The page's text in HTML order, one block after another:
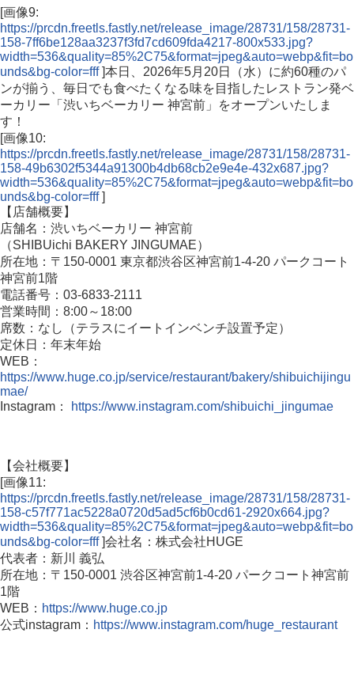
[画像9:
https://prcdn.freetls.fastly.net/release_image/28731/158/28731-
158-7ff6be128aa3237f3fd7cd609fda4217-800x533.jpg?
width=536&quality=85%2C75&format=jpeg&auto=webp&fit=bo
unds&bg-color=fff]本日、2026年5月20日（水）に約60種のパ
ンが揃う、毎日でも食べたくなる味を目指したレストラン発ベ
ーカリー「渋いちベーカリー 神宮前」をオープンいたしま
す！
[画像10:
https://prcdn.freetls.fastly.net/release_image/28731/158/28731-
158-49b6302f5344a91300b4db68cb2e9e4e-432x687.jpg?
width=536&quality=85%2C75&format=jpeg&auto=webp&fit=bo
unds&bg-color=fff]
【店舗概要】
店舗名：渋いちベーカリー 神宮前
（SHIBUichi BAKERY JINGUMAE）
所在地：〒150-0001 東京都渋谷区神宮前1-4-20 パークコート
神宮前1階
電話番号：03-6833-2111
営業時間：8:00～18:00
席数：なし（テラスにイートインベンチ設置予定）
定休日：年末年始
WEB：
https://www.huge.co.jp/service/restaurant/bakery/shibuichijingu
mae/
Instagram：
https://www.instagram.com/shibuichi_jingumae
【会社概要】
[画像11:
https://prcdn.freetls.fastly.net/release_image/28731/158/28731-
158-c57f771ac5228a0720d5ad5cf6b0cd61-2920x664.jpg?
width=536&quality=85%2C75&format=jpeg&auto=webp&fit=bo
unds&bg-color=fff]会社名：株式会社HUGE
代表者：新川 義弘
所在地：〒150-0001 渋谷区神宮前1-4-20 パークコート神宮前
1階
WEB： https://www.huge.co.jp
公式instagram： https://www.instagram.com/huge_restaurant